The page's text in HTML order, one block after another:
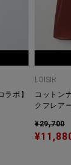
ラボ】
LOISIR
コットン
クフレア
¥29,700